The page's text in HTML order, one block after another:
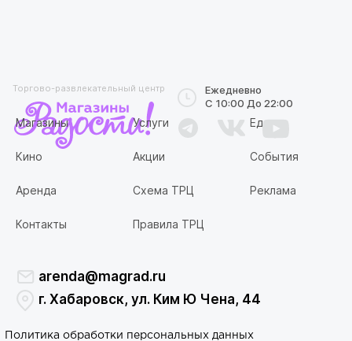
Магазины Услуги Еда
Кино Акции События
Аренда Схема ТРЦ Реклама
Контакты Правила ТРЦ
arenda@magrad.ru
г. Хабаровск, ул. Ким Ю Чена, 44
Политика обработки персональных данных
Торгово-развлекательный центр
Ежедневно
С 10:00 До 22:00